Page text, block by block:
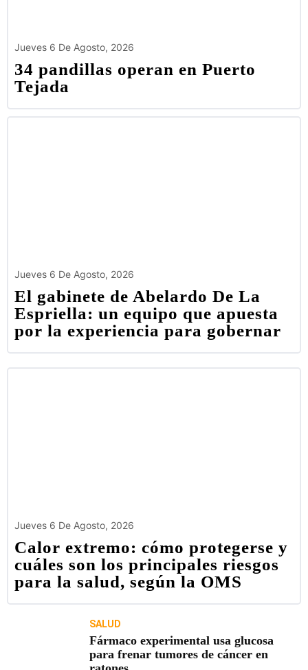
Jueves 6 De Agosto, 2026
34 pandillas operan en Puerto
Tejada
Jueves 6 De Agosto, 2026
El gabinete de Abelardo De La
Espriella: un equipo que apuesta
por la experiencia para gobernar
Jueves 6 De Agosto, 2026
Calor extremo: cómo protegerse y
cuáles son los principales riesgos
para la salud, según la OMS
SALUD
Fármaco experimental usa glucosa
para frenar tumores de cáncer en